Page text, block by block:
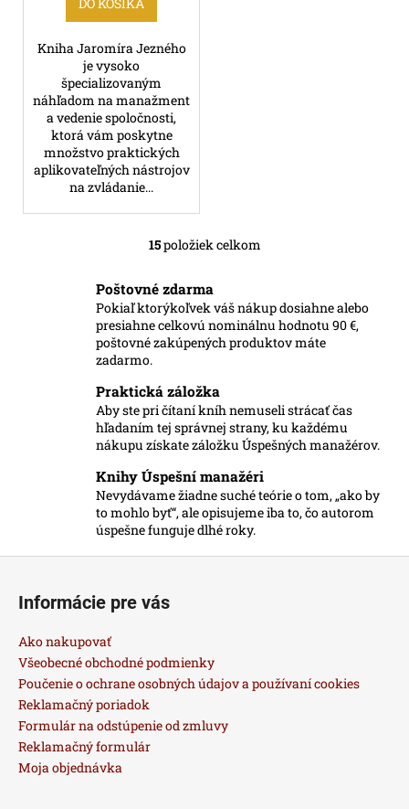
Kniha Jaromíra Jezného
je vysoko
špecializovaným
náhľadom na manažment
a vedenie spoločnosti,
ktorá vám poskytne
množstvo praktických
aplikovateľných nástrojov
na zvládanie...
O
l
á
d
a
i
e
p
r
v
k
y
v
ý
15položiek celkom
Poštovné zdarma
Pokiaľ ktorýkoľvek váš nákup dosiahne alebo
presiahne celkovú nominálnu hodnotu 90 €,
poštovné zakúpených produktov máte
zadarmo.
Praktická záložka
Aby ste pri čítaní kníh nemuseli strácať čas
hľadaním tej správnej strany, ku každému
nákupu získate záložku Úspešných manažérov.
Knihy Úspešní manažéri
Nevydávame žiadne suché teórie o tom, „ako by
to mohlo byť“, ale opisujeme iba to, čo autorom
úspešne funguje dlhé roky.
Informácie pre vás
Ako nakupovať
Všeobecné obchodné podmienky
Poučenie o ochrane osobných údajov a používaní cookies
Reklamačný poriadok
Formulár na odstúpenie od zmluvy
Reklamačný formulár
Moja objednávka